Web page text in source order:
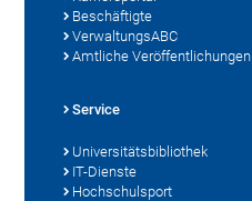
Beschäftigte
VerwaltungsABC
Amtliche Veröffentlichungen
Service
Universitätsbibliothek
IT-Dienste
Hochschulsport